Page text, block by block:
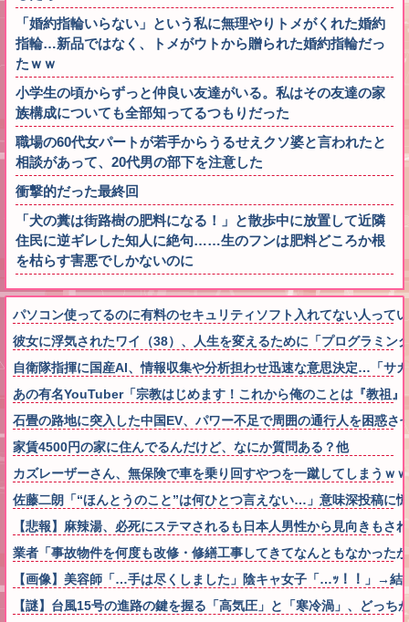
「婚約指輪いらない」という私に無理やりトメがくれた婚約
指輪…新品ではなく、トメがウトから贈られた婚約指輪だっ
たｗｗ
小学生の頃からずっと仲良い友達がいる。私はその友達の家
族構成についても全部知ってるつもりだった
職場の60代女パートが若手からうるせえクソ婆と言われたと
相談があって、20代男の部下を注意した
衝撃的だった最終回
「犬の糞は街路樹の肥料になる！」と散歩中に放置して近隣
住民に逆ギレした知人に絶句……生のフンは肥料どころか根
を枯らす害悪でしかないのに
パソコン使ってるのに有料のセキュリティソフト入れてない人って
彼女に浮気されたワイ（38）、人生を変えるために「プログラミン
自衛隊指揮に国産AI、情報収集や分析担わせ迅速な意思決定…「サ
あの有名YouTuber「宗教はじめます！これから俺のことは『教祖
石畳の路地に突入した中国EV、パワー不足で周囲の通行人を困惑
家賃4500円の家に住んでるんだけど、なにか質問ある？他
カズレーザーさん、無保険で車を乗り回すやつを一蹴してしまうｗ
佐藤二朗「“ほんとうのこと”は何ひとつ言えない…」意味深投稿に
【悲報】麻辣湯、必死にステマされるも日本人男性から見向きもさ
業者「事故物件を何度も改修・修繕工事してきてなんともなかった
【画像】美容師「…手は尽くしました」陰キャ女子「…ｯ！！」→
【謎】台風15号の進路の鍵を握る「高気圧」と「寒冷渦」、どっち